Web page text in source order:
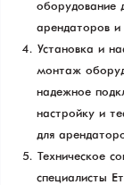
оборудование
арендаторов и
Установка и
монтаж
надежное
настройку и
для
Техническое
специалисты